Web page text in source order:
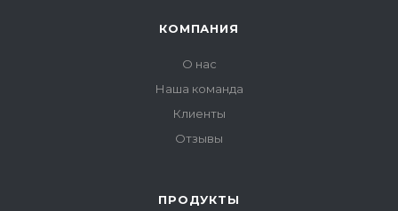
КОМПАНИЯ
О нас
Наша команда
Клиенты
Отзывы
ПРОДУКТЫ